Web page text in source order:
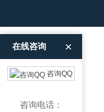
在线咨询
咨询QQ
咨询电话：